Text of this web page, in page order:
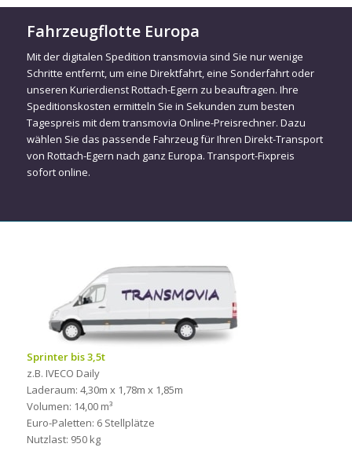
Fahrzeugflotte Europa
Mit der digitalen Spedition transmovia sind Sie nur wenige
Schritte entfernt, um eine Direktfahrt, eine Sonderfahrt oder
unseren Kurierdienst Rottach-Egern zu beauftragen. Ihre
Speditionskosten ermitteln Sie in Sekunden zum besten
Tagespreis mit dem transmovia Online-Preisrechner. Dazu
wählen Sie das passende Fahrzeug für Ihren Direkt-Transport
von Rottach-Egern nach ganz Europa. Transport-Fixpreis
sofort online.
Sprinter bis 3,5t
z.B. IVECO Daily
Laderaum: 4,30m x 1,78m x 1,85m
Volumen: 14,00 m³
Euro-Paletten: 6 Stellplätze
Nutzlast: 950 kg